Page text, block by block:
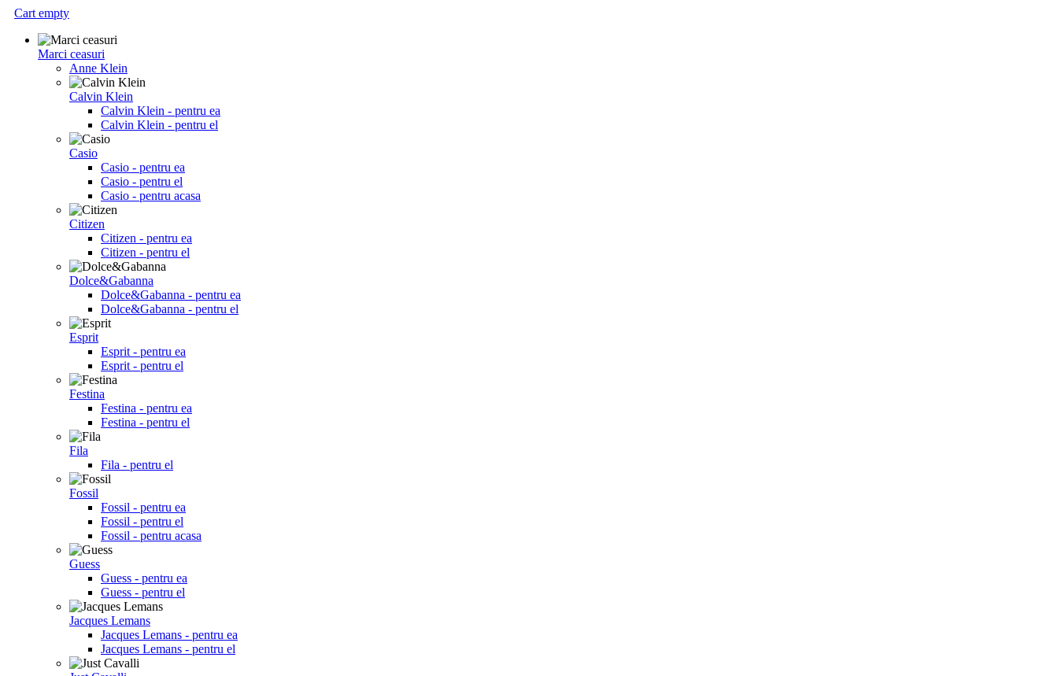
Cart empty
Marci ceasuri
Anne Klein
Calvin Klein
Calvin Klein - pentru ea
Calvin Klein - pentru el
Casio
Casio - pentru ea
Casio - pentru el
Casio - pentru acasa
Citizen
Citizen - pentru ea
Citizen - pentru el
Dolce&Gabanna
Dolce&Gabanna - pentru ea
Dolce&Gabanna - pentru el
Esprit
Esprit - pentru ea
Esprit - pentru el
Festina
Festina - pentru ea
Festina - pentru el
Fila
Fila - pentru el
Fossil
Fossil - pentru ea
Fossil - pentru el
Fossil - pentru acasa
Guess
Guess - pentru ea
Guess - pentru el
Jacques Lemans
Jacques Lemans - pentru ea
Jacques Lemans - pentru el